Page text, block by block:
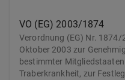
VO (EG) 2003/1874
Verordnung (EG) Nr.
Oktober 2003 zur
bestimmter
Traberkrankheit, zur